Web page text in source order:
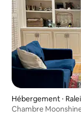
Hébergement ⋅
Chambre